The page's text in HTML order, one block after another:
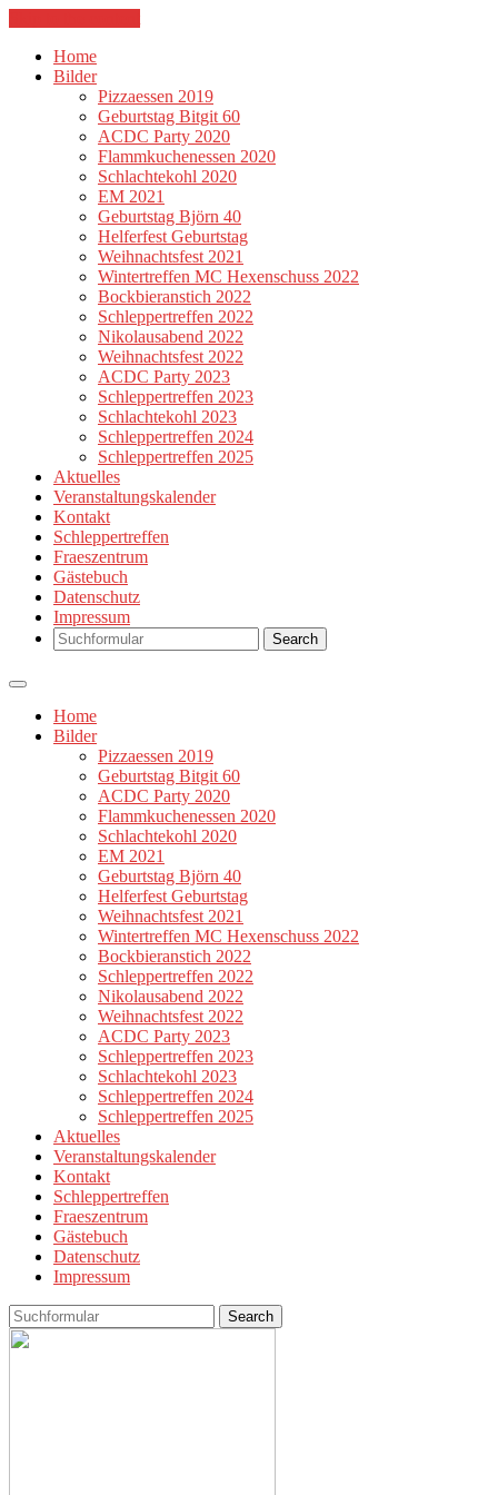
Home
Bilder
Pizzaessen 2019
Geburtstag Bitgit 60
ACDC Party 2020
Flammkuchenessen 2020
Schlachtekohl 2020
EM 2021
Geburtstag Björn 40
Helferfest Geburtstag
Weihnachtsfest 2021
Wintertreffen MC Hexenschuss 2022
Bockbieranstich 2022
Schleppertreffen 2022
Nikolausabend 2022
Weihnachtsfest 2022
ACDC Party 2023
Schleppertreffen 2023
Schlachtekohl 2023
Schleppertreffen 2024
Schleppertreffen 2025
Aktuelles
Veranstaltungskalender
Kontakt
Schleppertreffen
Fraeszentrum
Gästebuch
Datenschutz
Impressum
Search
Home
Bilder
Pizzaessen 2019
Geburtstag Bitgit 60
ACDC Party 2020
Flammkuchenessen 2020
Schlachtekohl 2020
EM 2021
Geburtstag Björn 40
Helferfest Geburtstag
Weihnachtsfest 2021
Wintertreffen MC Hexenschuss 2022
Bockbieranstich 2022
Schleppertreffen 2022
Nikolausabend 2022
Weihnachtsfest 2022
ACDC Party 2023
Schleppertreffen 2023
Schlachtekohl 2023
Schleppertreffen 2024
Schleppertreffen 2025
Aktuelles
Veranstaltungskalender
Kontakt
Schleppertreffen
Fraeszentrum
Gästebuch
Datenschutz
Impressum
Search